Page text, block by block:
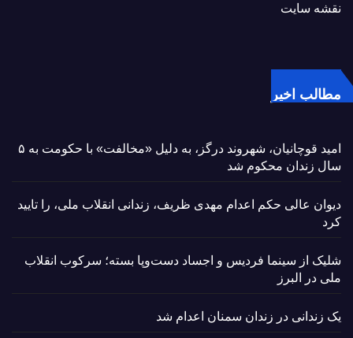
نقشه سایت
مطالب اخیر
امید قوچانیان، شهروند درگز، به دلیل «مخالفت» با حکومت به ۵
سال زندان محکوم شد
دیوان عالی حکم اعدام مهدی ظریف، زندانی انقلاب ملی، را تایید
کرد
شلیک از سینما فردیس و اجساد دست‌وپا بسته؛ سرکوب انقلاب
ملی در البرز
یک زندانی در زندان سمنان اعدام شد